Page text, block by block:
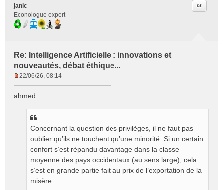
janic
Econologue expert
Re: Intelligence Artificielle : innovations et
nouveautés, débat éthique...
Citer
s
22/06/26, 08:14
ahmed
Concernant la question des privilèges, il ne faut pas
oublier qu’ils ne touchent qu’une minorité. Si un certain
confort s’est répandu davantage dans la classe
moyenne des pays occidentaux (au sens large), cela
s’est en grande partie fait au prix de l’exportation de la
misère.